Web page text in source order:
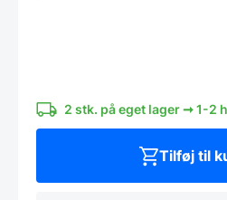
2 stk. på eget lager ➞ 1-2
Tilføj til